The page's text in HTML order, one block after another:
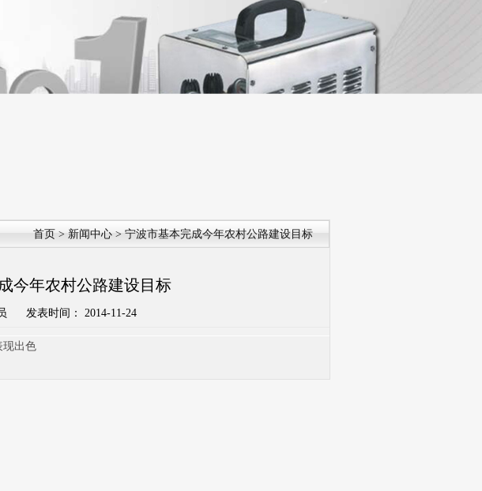
首页 > 新闻中心 > 宁波市基本完成今年农村公路建设目标
今年农村公路建设目标
发表时间： 2014-11-24
现出色